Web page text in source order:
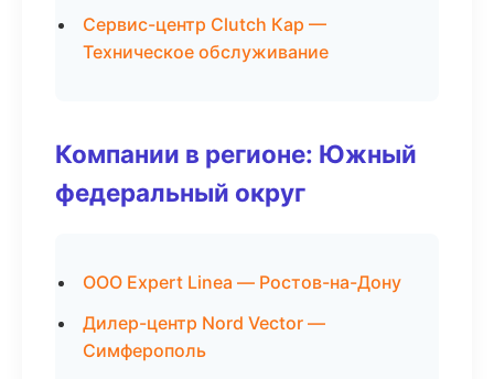
Сервис-центр Clutch Кар —
Техническое обслуживание
Компании в регионе: Южный
федеральный округ
ООО Expert Linea — Ростов-на-Дону
Дилер-центр Nord Vector —
Симферополь